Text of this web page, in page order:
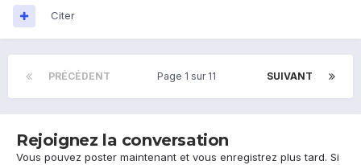
Citer
PRÉCÉDENT SUIVANT
Page 1 sur 11
Rejoignez la conversation
Vous pouvez poster maintenant et vous enregistrez plus tard. Si